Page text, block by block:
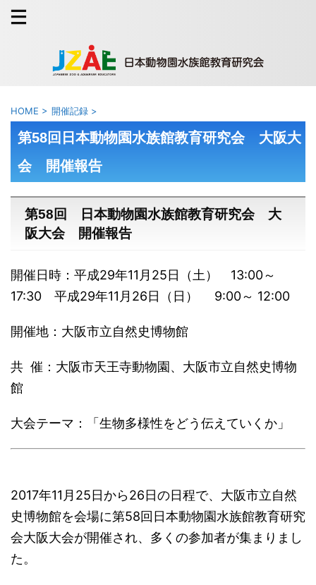
HOME > 開催記録 >
第58回日本動物園水族館教育研究会 大阪大
会 開催報告
第58回 日本動物園水族館教育研究会 大
阪大会 開催報告
開催日時：平成29年11月25日（土） 13:00～
17:30 平成29年11月26日（日） 9:00～ 12:00
開催地：大阪市立自然史博物館
共 催：大阪市天王寺動物園、大阪市立自然史博物
館
大会テーマ：「生物多様性をどう伝えていくか」
2017年11月25日から26日の日程で、大阪市立自然
史博物館を会場に第58回日本動物園水族館教育研究
会大阪大会が開催され、多くの参加者が集まりまし
た。